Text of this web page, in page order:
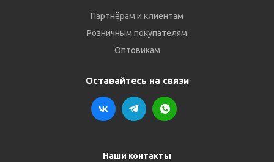
Партнёрам и клиентам
Розничным покупателям
Оптовикам
Оставайтесь на связи
Наши контакты